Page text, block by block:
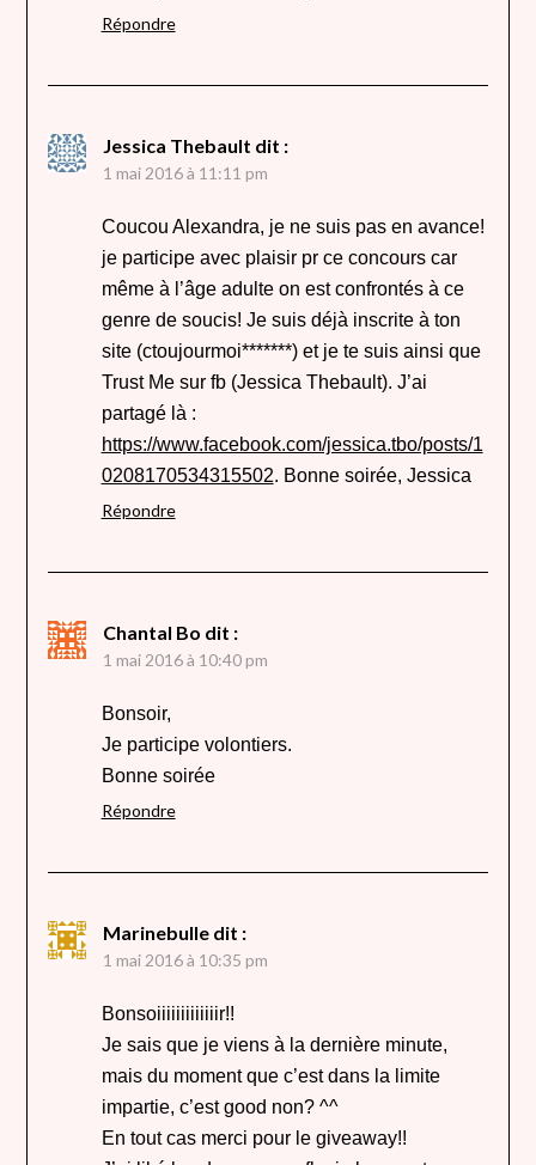
Répondre
Jessica Thebault dit :
1 mai 2016 à 11:11 pm
Coucou Alexandra, je ne suis pas en avance!
je participe avec plaisir pr ce concours car
même à l’âge adulte on est confrontés à ce
genre de soucis! Je suis déjà inscrite à ton
site (ctoujourmoi*******) et je te suis ainsi que
Trust Me sur fb (Jessica Thebault). J’ai
partagé là :
https://www.facebook.com/jessica.tbo/posts/1
0208170534315502. Bonne soirée, Jessica
Répondre
Chantal Bo dit :
1 mai 2016 à 10:40 pm
Bonsoir,
Je participe volontiers.
Bonne soirée
Répondre
Marinebulle dit :
1 mai 2016 à 10:35 pm
Bonsoiiiiiiiiiiiiir!!
Je sais que je viens à la dernière minute,
mais du moment que c’est dans la limite
impartie, c’est good non? ^^
En tout cas merci pour le giveaway!!